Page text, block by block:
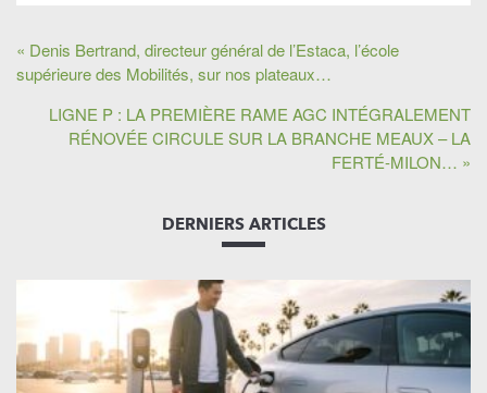
« Denis Bertrand, directeur général de l’Estaca, l’école
supérieure des Mobilités, sur nos plateaux…
LIGNE P : LA PREMIÈRE RAME AGC INTÉGRALEMENT
RÉNOVÉE CIRCULE SUR LA BRANCHE MEAUX – LA
FERTÉ-MILON… »
DERNIERS ARTICLES